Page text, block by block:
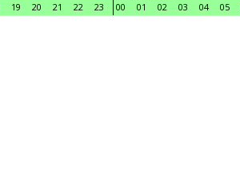
19 20 21 22 23
00
01 02 03 04 05